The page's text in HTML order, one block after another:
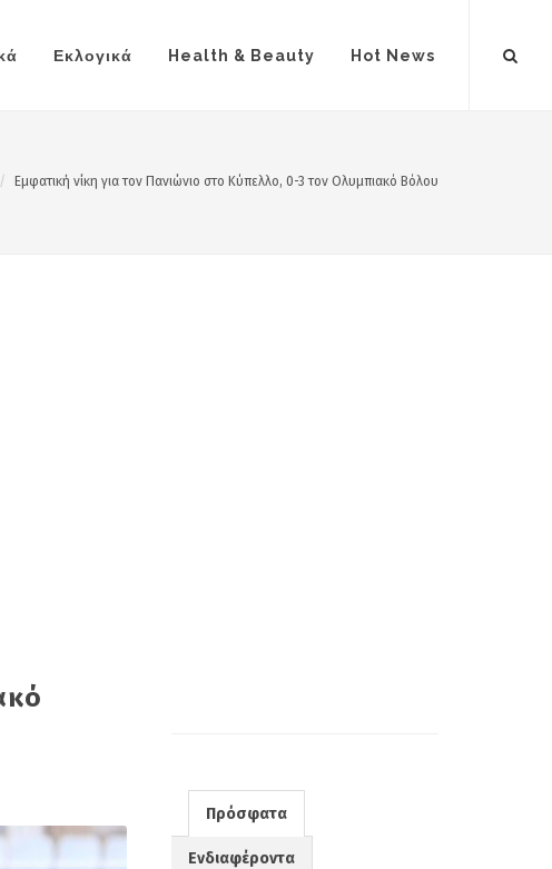
Εκλογικά Health & Beauty Hot News
Εμφατική νίκη για τον Πανιώνιο στο Κύπελλο, 0-3 τον Ολυμπιακό Βόλου
Πρόσφατα
Ενδιαφέροντα